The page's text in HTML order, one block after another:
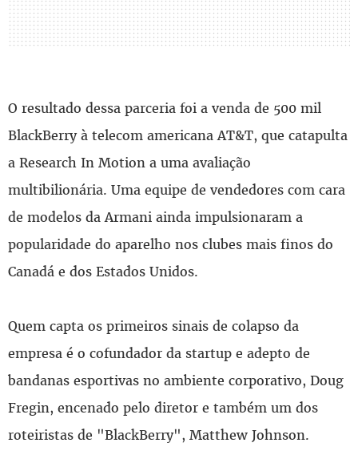
O resultado dessa parceria foi a venda de 500 mil
BlackBerry à telecom americana AT&T, que catapulta
a Research In Motion a uma avaliação
multibilionária. Uma equipe de vendedores com cara
de modelos da Armani ainda impulsionaram a
popularidade do aparelho nos clubes mais finos do
Canadá e dos Estados Unidos.
Quem capta os primeiros sinais de colapso da
empresa é o cofundador da startup e adepto de
bandanas esportivas no ambiente corporativo, Doug
Fregin, encenado pelo diretor e também um dos
roteiristas de "BlackBerry", Matthew Johnson.